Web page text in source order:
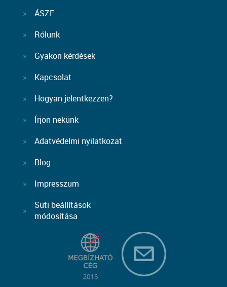
ÁSZF
Rólunk
Gyakori kérdések
Kapcsolat
Hogyan jelentkezzen?
Írjon nekünk
Adatvédelmi nyilatkozat
Blog
Impresszum
Süti beállítások
módosítása